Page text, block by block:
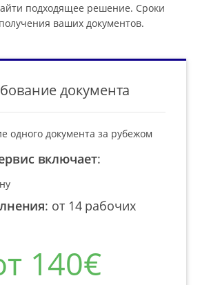
подходящее решение. Сроки
ваших документов.
документа
одного документа за рубежом
включает:
: от 14 рабочих
140€